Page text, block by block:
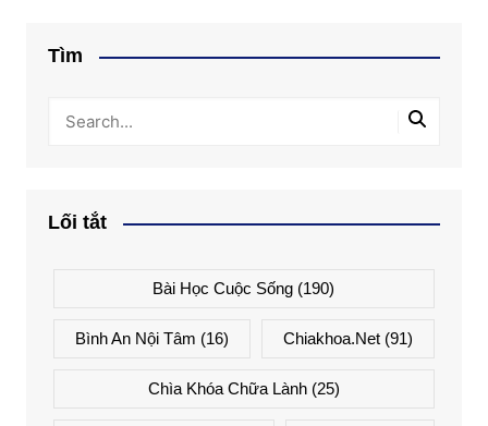
Tìm
Lối tắt
Bài Học Cuộc Sống (190)
Bình An Nội Tâm (16) Chiakhoa.net (91)
Chìa Khóa Chữa Lành(25)